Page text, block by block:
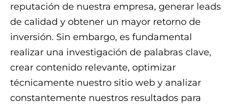
reputación de nuestra empresa, generar leads
de calidad y obtener un mayor retorno de
inversión. Sin embargo, es fundamental
realizar una investigación de palabras clave,
crear contenido relevante, optimizar
técnicamente nuestro sitio web y analizar
constantemente nuestros resultados para